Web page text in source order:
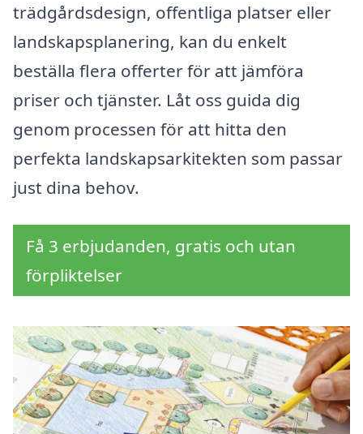
trädgårdsdesign, offentliga platser eller
landskapsplanering, kan du enkelt
beställa flera offerter för att jämföra
priser och tjänster. Låt oss guida dig
genom processen för att hitta den
perfekta landskapsarkitekten som passar
just dina behov.
Få 3 erbjudanden, gratis och utan
förpliktelser